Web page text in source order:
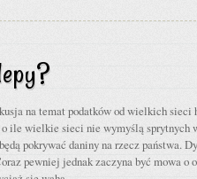
na temat podatków od wielkich sieci
o ile wielkie sieci nie wymyślą sprytnych
pokrywać daniny na rzecz państwa.
pewniej jednak zaczyna być mowa o